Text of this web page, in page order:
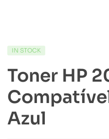
IN STOCK
Toner HP
Azul